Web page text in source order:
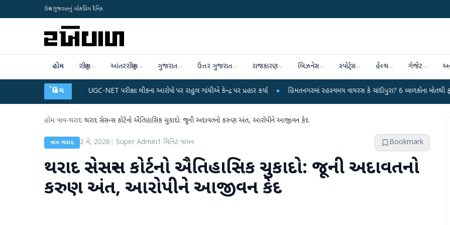
ઉત્તર ગુજરાતનું લોકપ્રિય દૈનિક
હોમ રાષ્ટ્રીય આંતરરાષ્ટ્રીય ગુજરાત ઉત્તર ગુજરાત રાજકારણ બિઝનેસ સ્પોર્ટ્સ હેલ્થ ગેજેટ
બ્રેકિંગ
UGC-NET પરીક્ષા લીકના આરોપો પર રાહુલ ગાંધીએ કેન્દ્ર પર પ્રહાર કર્યા ● હિંમતનગરમાં રહસ્યમય વાયરસ કે ચાંદીપુરા? 6 બાળકોના મોતથી ફફડાટ ●
હોમ/વાવ-થરાદ/થરાદ સેસન્સ કોર્ટનો ઐતિહાસિક ચુકાદો: જૂની અદાવતનો કરુણ અંત, આરોપીને આજીવન કેદ
વાવ-થરાદ 2 મે, 2026 Super Admin1 મિનિટ વાંચન Bookmark
થરાદ સેસન્સ કોર્ટનો ઐતિહાસિક ચુકાદો: જૂની અદાવતનો
કરુણ અંત, આરોપીને આજીવન કેદ